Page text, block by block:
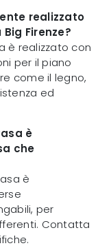
realizzato
Firenze?
è realizzato con
per il piano
come il legno,
ed
è
che
è
per
Contatta